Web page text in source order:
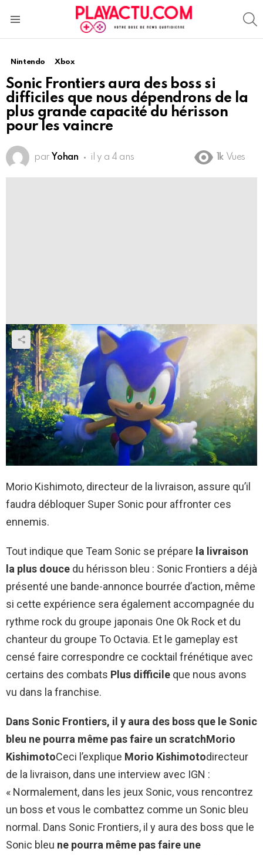
Nintendo Xbox
Sonic Frontiers aura des boss si
difficiles que nous dépendrons de la
plus grande capacité du hérisson
pour les vaincre
par Yohan il y a 4 ans 1k Vues
Morio Kishimoto, directeur de la livraison, assure qu’il
faudra débloquer Super Sonic pour affronter ces
ennemis.
Tout indique que Team Sonic se prépare la livraison
la plus douce du hérisson bleu : Sonic Frontiers a déjà
présenté une bande-annonce bourrée d’action, même
si cette expérience sera également accompagnée du
rythme rock du groupe japonais One Ok Rock et du
chanteur du groupe To Octavia. Et le gameplay est
censé faire correspondre ce cocktail frénétique avec
certains des combats Plus difficile que nous avons
vu dans la franchise.
Dans Sonic Frontiers, il y aura des boss que le Sonic
bleu ne pourra même pas faire un scratchMorio
KishimotoCeci l’explique Morio Kishimotodirecteur
de la livraison, dans une interview avec IGN :
« Normalement, dans les jeux Sonic, vous rencontrez
un boss et vous le combattez comme un Sonic bleu
normal. Dans Sonic Frontiers, il y aura des boss que le
Sonic bleu ne pourra même pas faire une